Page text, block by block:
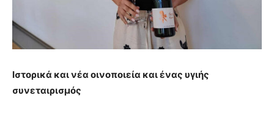
Ιστορικά και νέα οινοποιεία και ένας υγιής
συνεταιρισμός